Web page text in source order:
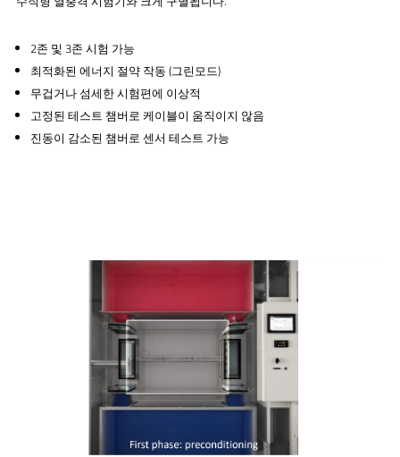
2존 및 3존 시험 가능
최적화된 에너지 절약 작동 (그린모드)
무겁거나 섬세한 시험편에 이상적
고정된 테스트 챔버로 케이블이 움직이지 않음
진동이 감소된 챔버로 센서 테스트 가능